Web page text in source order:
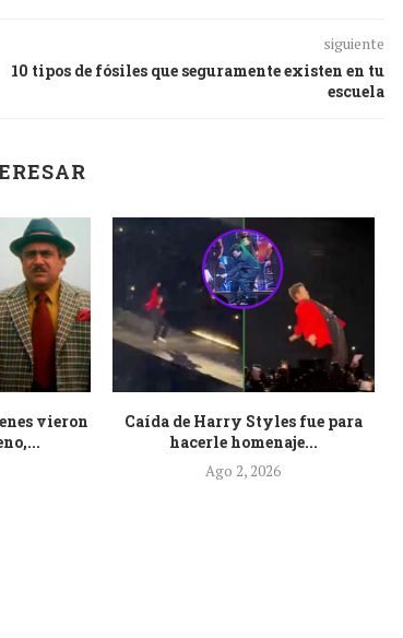
siguiente
10 tipos de fósiles que seguramente existen en tu
escuela
vieron
Caída de Harry Styles fue para
hacerle homenaje...
Ago 2, 2026